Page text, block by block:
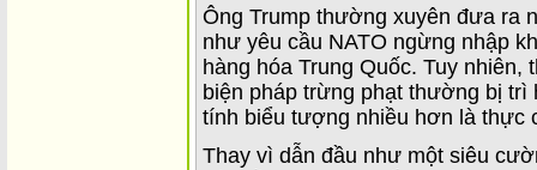
Ông Trump thường xuyên đưa ra
như yêu cầu NATO ngừng nhập
hàng hóa Trung Quốc. Tuy
biện pháp trừng phạt thường bị trì
tính biểu tượng nhiều hơn là thực
Thay vì dẫn đầu như một siêu